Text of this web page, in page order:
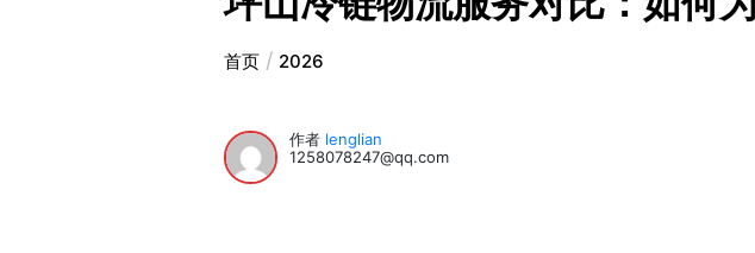
首页 2026
作者 lenglian
1258078247@qq.com